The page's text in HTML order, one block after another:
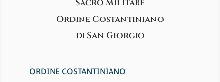
Sacro Militare
Ordine Costantiniano
di San Giorgio
ORDINE COSTANTINIANO